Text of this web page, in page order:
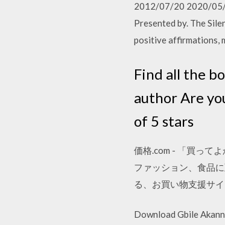
2012/07/20 2020/05/
Presented by. The
positive affirmations,
Find all the
author Are
of 5 stars
価格.com - 「買って
ファッション、食品
る、お買い物支援サイ
Download Gbile